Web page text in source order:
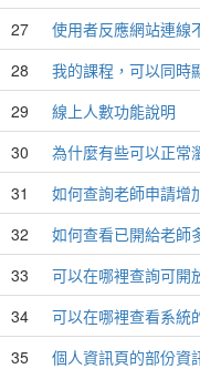
27
使用者反應網站連線
28
我的課程，可以同時
29
線上人數功能說明
30
為什麼有些可以正常
31
如何查詢老師申請增
32
如何查看已開給老師
33
可以在哪裡查詢可開
34
可以在哪裡查看系統
35
個人資訊頁的部份資